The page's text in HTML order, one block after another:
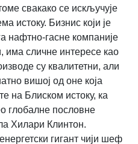
свакако се искључује
истоку. Бизнис који је
нафтно-гасне компаније
има сличне интересе као
су квалитетни, али
вишој од оне која
на Блиском истоку, ка
глобалне пословне
Хилари Клинтон.
гигант чији шеф